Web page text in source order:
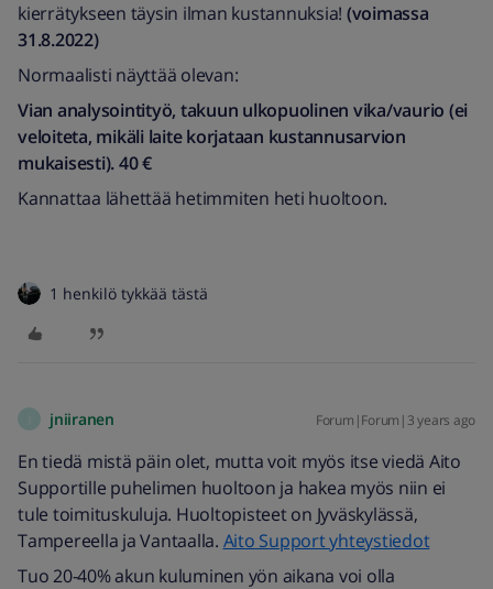
kierrätykseen täysin ilman kustannuksia! (voimassa
31.8.2022)
Normaalisti näyttää olevan:
Vian analysointityö, takuun ulkopuolinen vika/vaurio (ei
veloiteta, mikäli laite korjataan kustannusarvion
mukaisesti). 40 €
Kannattaa lähettää hetimmiten heti huoltoon.
1 henkilö tykkää tästä
jniiranen Forum|Forum|3 years ago
En tiedä mistä päin olet, mutta voit myös itse viedä Aito
Supportille puhelimen huoltoon ja hakea myös niin ei
tule toimituskuluja. Huoltopisteet on Jyväskylässä,
Tampereella ja Vantaalla. Aito Support yhteystiedot
Tuo 20-40% akun kuluminen yön aikana voi olla